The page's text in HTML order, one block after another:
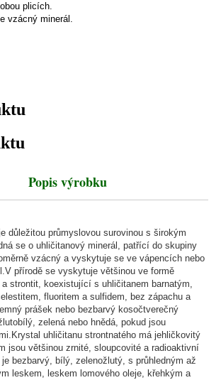
plicích.
vzácný minerál.
Popis výrobku
důležitou průmyslovou surovinou s širokým
se o uhličitanový minerál, patřící do skupiny
vzácný a vyskytuje se ve vápencích nebo
přírodě se vyskytuje většinou ve formě
a strontit, koexistující s uhličitanem barnatým,
fluoritem a sulfidem, bez zápachu a
prášek nebo bezbarvý kosočtverečný
zelená nebo hnědá, pokud jsou
uhličitanu strontnatého má jehličkovitý
jsou většinou zrnité, sloupcovité a radioaktivní
bezbarvý, bílý, zelenožlutý, s průhledným až
leskem, leskem lomového oleje, křehkým a